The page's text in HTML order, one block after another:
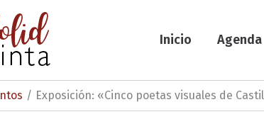
Inicio Agenda
Exposición: «Cinco poetas visuales de